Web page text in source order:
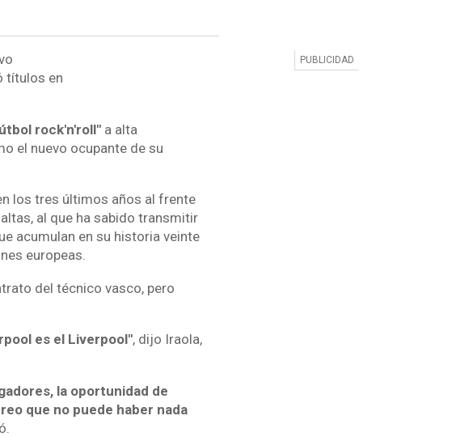
títulos en
rock'n'roll"a alta
el nuevo ocupante de su
los tres últimos años al frente
al que ha sabido transmitir
acumulan en su historia veinte
europeas.
del técnico vasco, pero
es el Liverpool", dijo Iraola,
la oportunidad de
que no puede haber nada